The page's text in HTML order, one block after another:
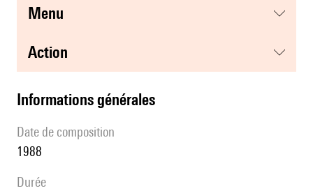
menu
action
informations générales
date de composition
1988
durée